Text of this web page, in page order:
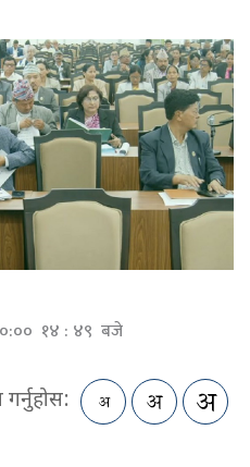
१४ : ४९ बजे
गर्नुहोस: